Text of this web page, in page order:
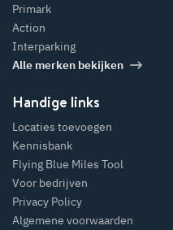
Primark
Action
Interparking
Alle merken bekijken
Handige links
Locaties toevoegen
Kennisbank
Flying Blue Miles Tool
Voor bedrijven
Privacy Policy
Algemene voorwaarden